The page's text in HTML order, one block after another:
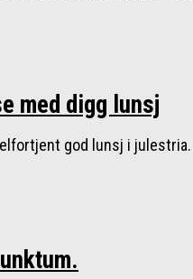
med digg lunsj
god lunsj i julestria.